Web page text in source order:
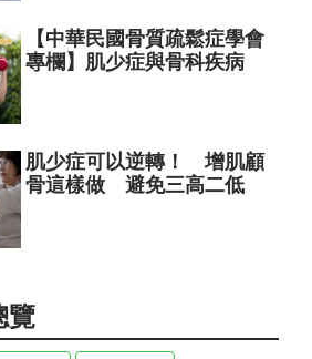
【中華民國骨質疏鬆症學會
專欄】肌少症與骨科疾病
肌少症可以逆轉！ 增肌顧
骨這樣做 避免三高二低
覽